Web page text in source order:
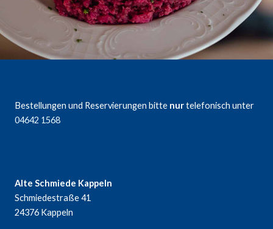
Bestellungen und Reservierungen bitte nurtelefonisch unter
04642 1568
Alte Schmiede Kappeln
Schmiedestraße 41
24376 Kappeln